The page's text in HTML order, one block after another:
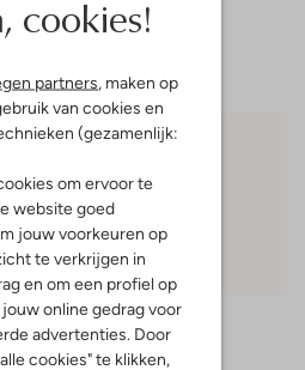
cookies!
partners, maken op
van cookies en
(gezamenlijk:
om ervoor te
website goed
jouw voorkeuren op
te verkrijgen in
en om een profiel op
online gedrag voor
advertenties. Door
cookies" te klikken,
30 dagen*